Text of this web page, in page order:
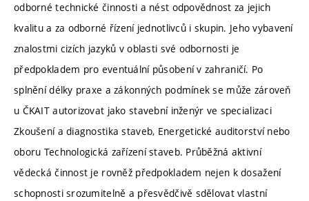
odborné technické činnosti a nést odpovědnost za jejich
kvalitu a za odborné řízení jednotlivců i skupin. Jeho vybavení
znalostmi cizích jazyků v oblasti své odbornosti je
předpokladem pro eventuální působení v zahraničí. Po
splnění délky praxe a zákonných podmínek se může zároveň
u ČKAIT autorizovat jako stavební inženýr ve specializaci
Zkoušení a diagnostika staveb, Energetické auditorství nebo
oboru Technologická zařízení staveb. Průběžná aktivní
vědecká činnost je rovněž předpokladem nejen k dosažení
schopnosti srozumitelně a přesvědčivě sdělovat vlastní